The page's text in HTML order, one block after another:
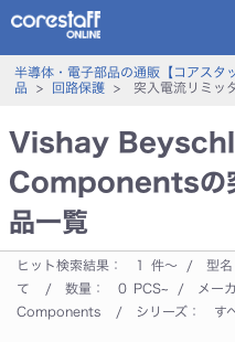
半導体・電子部品の通販【コアスタ
品 > 回路保護> 突入電流リミッ
Vishay
Componentsの
品一覧
ヒット検索結果： 1 件～ / 型名
て
/ 数量： 0 PCS~ / メーカ
Components
/ シリーズ：
す